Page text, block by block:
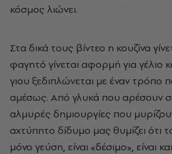
κόσμος λιώνει.
Στα δικά τους βίντεο η κουζίνα
φαγητό γίνεται αφορμή για γέλιο
γιου ξεδιπλώνεται με έναν τρόπο
αμέσως. Από γλυκά που αρέσουν
αλμυρές δημιουργίες που
αχτύπητο δίδυμο μας θυμίζει ότι
μόνο γεύση, είναι «δέσιμο», είναι